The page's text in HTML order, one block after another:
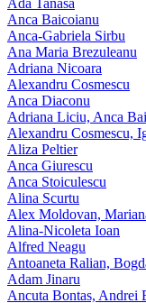
Anca Baicoianu
Anca-Gabriela Sirbu
Ana Maria Brezuleanu
Adriana Nicoara
Alexandru Cosmescu
Anca Diaconu
Adriana Liciu, Anca
Alexandru Cosmescu,
Aliza Peltier
Anca Giurescu
Anca Stoiculescu
Alina Scurtu
Alex Moldovan,
Alina-Nicoleta Ioan
Alfred Neagu
Antoaneta Ralian,
Adam Jinaru
Ancuta Bontas, Andrei